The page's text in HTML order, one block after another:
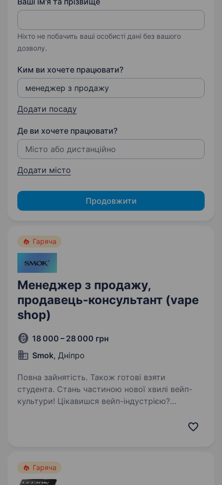
Ніхто не побачить ваші особисті дані без вашого
дозволу.
Ким ви хочете працювати?
Додати посаду
Де ви хочете працювати?
Додати місто
Продовжити
Гаряча
Менеджер з продажу,
продавець-консультант (vape
shop)
18 000 – 28 000 грн
Smok, Дніпро
Повна зайнятість. Також готові взяти
студента. Стань частиною нової хвилі вейп-
культури! Цікавишся вейп-індустрією?
Навіщо витрачати час на дорогу, якщо можна
Гаряча